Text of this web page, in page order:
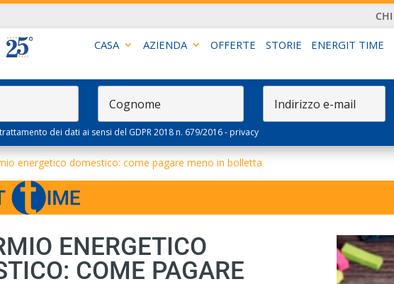
CASA AZIENDA OFFERTE STORIE ENERGIT TIME
dei dati ai sensi del GDPR 2018 n. 679/2016 -privacy
energetico domestico: come pagare meno in bolletta
ENERGETICO
COME PAGARE